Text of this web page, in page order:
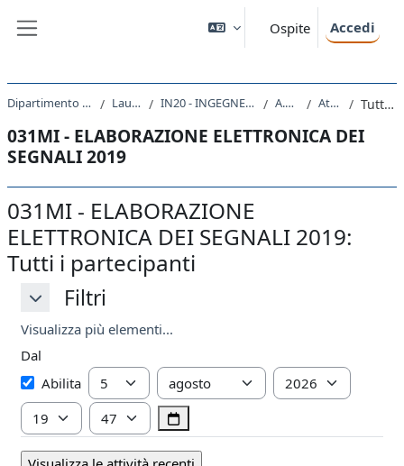
Ospite Accedi
Dipartimento di Ingegneria e Architettura Laurea Magistrale IN20 - INGEGNERIA ELETTRONICA E INFORMATICA A.A. 2019 - 2020 Attività recente Tutti i partecipanti
031MI - ELABORAZIONE ELETTRONICA DEI
SEGNALI 2019
031MI - ELABORAZIONE
ELETTRONICA DEI SEGNALI 2019:
Tutti i partecipanti
Filtri
Filtri Filtri
Visualizza più elementi...
Dal
DalAbilita Giorno Mese
Anno
Ora
Minuto